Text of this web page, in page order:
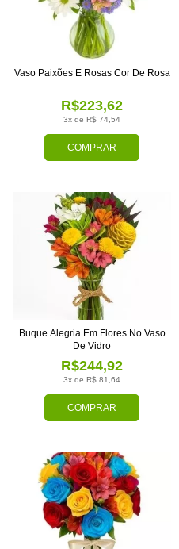
COMPRAR
3x de R$ 74,54
R$223,62
Vaso Paixões E Rosas Cor De Rosa
COMPRAR
3x de R$ 81,64
R$244,92
Buque Alegria Em Flores No Vaso
De Vidro